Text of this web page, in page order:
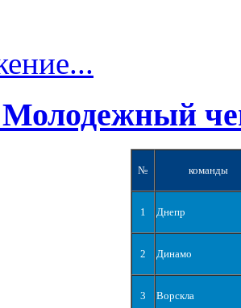
№ команды
1 Днепр
2 Динамо
3 Ворскла